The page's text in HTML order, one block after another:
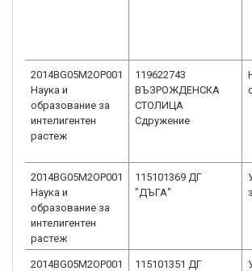
2014BG05M2OP001
Наука и
образование за
интелигентен
растеж
119622743
ВЪЗРОЖДЕНСКА
СТОЛИЦА
Сдружение
2014BG05M2OP001
Наука и
образование за
интелигентен
растеж
115101369 ДГ
"ДЪГА"
2014BG05M2OP001
115101351 ДГ